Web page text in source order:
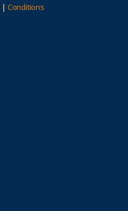
| Conditions